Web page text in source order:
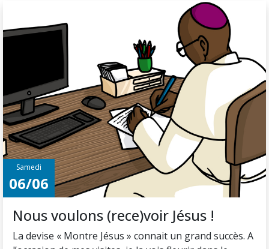
Samedi
06/06
Nous voulons (rece)voir Jésus !
La devise « Montre Jésus » connait un grand succès. A